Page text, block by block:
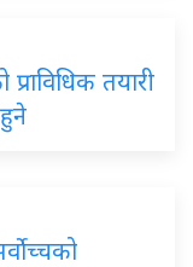
प्राविधिक तयारी